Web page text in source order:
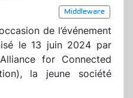
Middleware
de l’événement
le 13 juin 2024 par
for Connected
la jeune société